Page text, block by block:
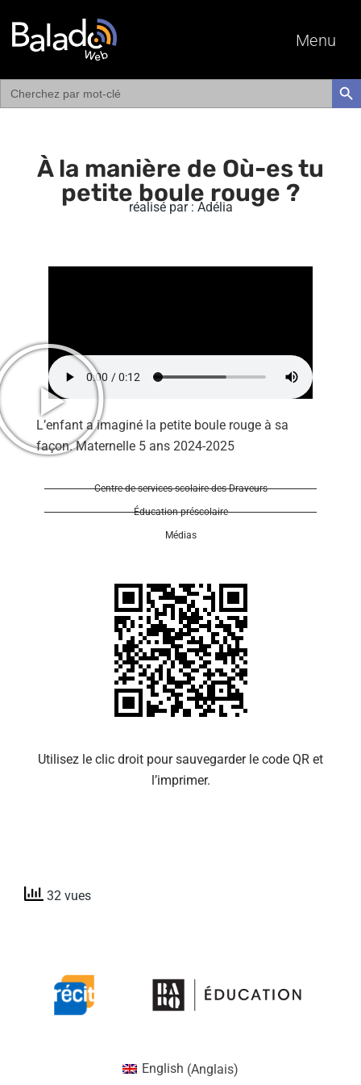
Menu
Search
for:
À la manière de Où-es tu
petite boule rouge ?
réalisé par : Adélia
L’enfant a imaginé la petite boule rouge à sa
façon. Maternelle 5 ans 2024-2025
Centre de services scolaire des Draveurs
Éducation préscolaire
Médias
Utilisez le clic droit pour sauvegarder le code QR et
l’imprimer.
32 vues
English (Anglais)